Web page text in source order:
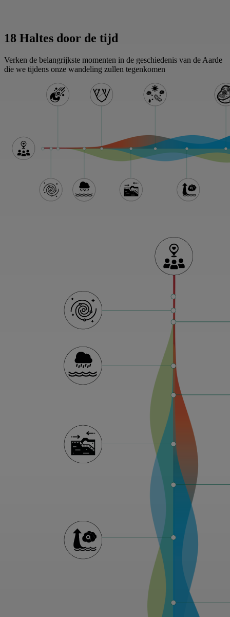
18 Haltes door de tijd
Verken de belangrijkste momenten in de geschiedenis van de Aarde
die we tijdens onze wandeling zullen tegenkomen